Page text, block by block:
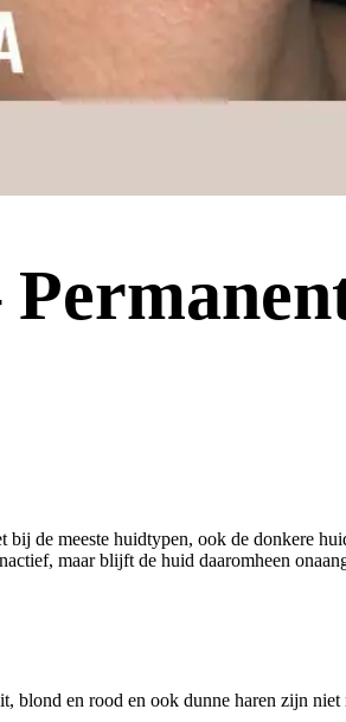
de meeste huidtypen, ook de donkere
maar blijft de huid daaromheen
en rood en ook dunne haren zijn niet